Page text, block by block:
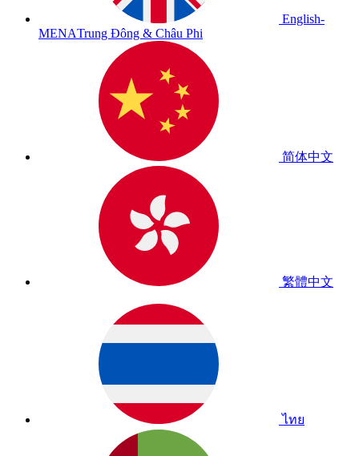
English-
MENATrung Đông & Châu Phi
简体中文
繁體中文
ไทย